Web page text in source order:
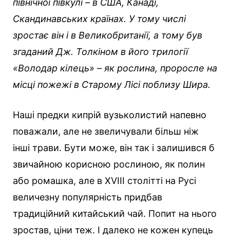
північної півкулі – в США, Канаді,
Скандинавських країнах. У тому числі
зростає він і в Великобританії, а тому був
згаданий Дж. Толкіном в його трилогії
«Володар кілець» – як рослина, проросле на
місці пожежі в Старому Лісі поблизу Шира.
Наші предки кипрій вузьколистий напевно
поважали, але не звеличували більш ніж
інші трави. Бути може, він так і залишився б
звичайною корисною рослиною, як полин
або ромашка, але в XVIII столітті на Русі
величезну популярність придбав
традиційний китайський чай. Попит на нього
зростав, ціни теж. І далеко не кожен купець